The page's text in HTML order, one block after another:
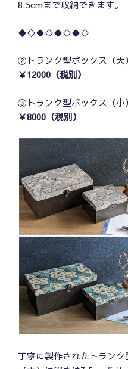
8.5cmまで収納できます。
◆◇◆◇◆◇◆◇
②トランク型ボックス（大）
￥12000（税別）
③トランク型ボックス（小）
￥8000（税別）
丁寧に製作されたトランク